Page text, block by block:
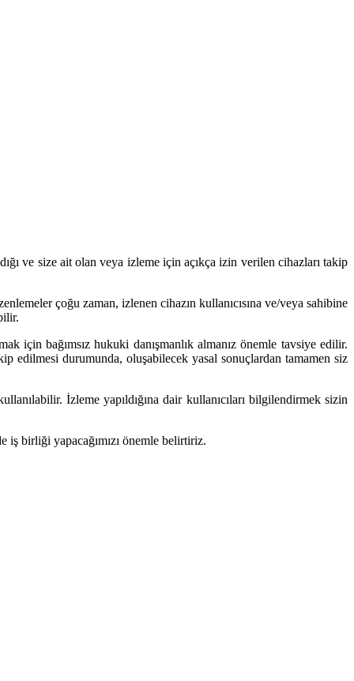
ve size ait olan veya izleme için açıkça izin verilen cihazları takip
çoğu zaman, izlenen cihazın kullanıcısına ve/veya sahibine
için bağımsız hukuki danışmanlık almanız önemle tavsiye edilir.
edilmesi durumunda, oluşabilecek yasal sonuçlardan tamamen siz
İzleme yapıldığına dair kullanıcıları bilgilendirmek sizin
birliği yapacağımızı önemle belirtiriz.